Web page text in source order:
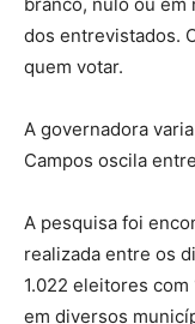
branco, nulo ou em
dos entrevistados.
quem votar.
A governadora
Campos oscila
A pesquisa foi
realizada entre os
1.022 eleitores
em diversos